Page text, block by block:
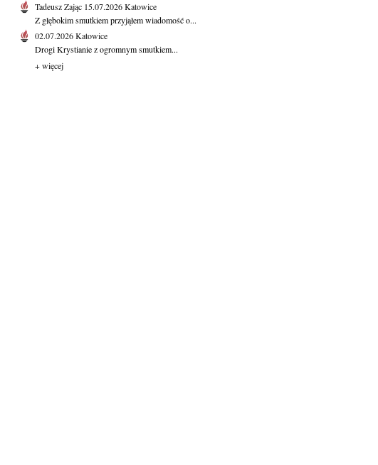
Tadeusz Zając 15.07.2026Katowice
Z głębokim smutkiem przyjąłem wiadomość o...
02.07.2026Katowice
Drogi Krystianie z ogromnym smutkiem...
+ więcej